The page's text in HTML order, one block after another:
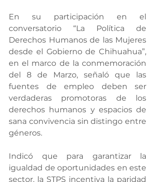
En su participación en el
conversatorio “La Política de
Derechos Humanos de las Mujeres
desde el Gobierno de Chihuahua”,
en el marco de la conmemoración
del 8 de Marzo, señaló que las
fuentes de empleo deben ser
verdaderas promotoras de los
derechos humanos y espacios de
sana convivencia sin distingo entre
géneros.
Indicó que para garantizar la
igualdad de oportunidades en este
sector, la STPS incentiva la paridad